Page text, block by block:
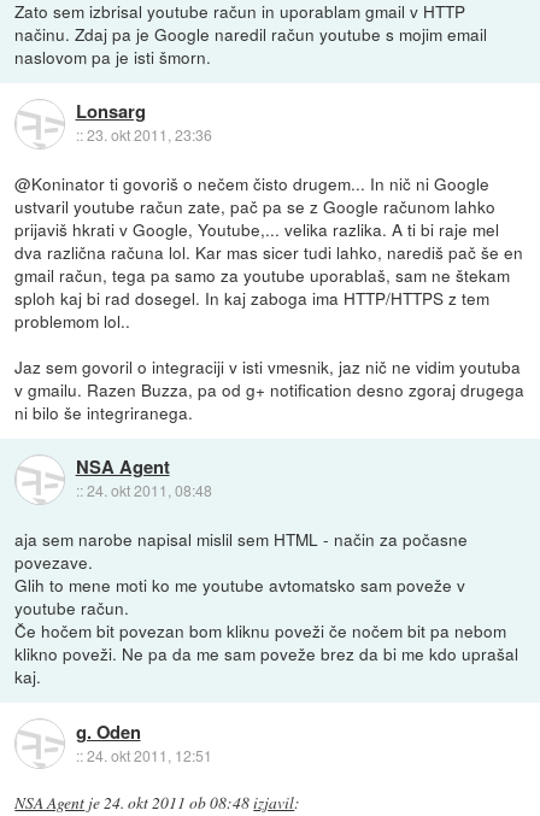
Zato sem izbrisal youtube račun in uporablam gmail v HTTP
načinu. Zdaj pa je Google naredil račun youtube s mojim email
naslovom pa je isti šmorn.
Lonsarg
::23. okt 2011, 23:36
@Koninator ti govoriš o nečem čisto drugem... In nič ni Google
ustvaril youtube račun zate, pač pa se z Google računom lahko
prijaviš hkrati v Google, Youtube,... velika razlika. A ti bi raje mel
dva različna računa lol. Kar mas sicer tudi lahko, narediš pač še en
gmail račun, tega pa samo za youtube uporablaš, sam ne štekam
sploh kaj bi rad dosegel. In kaj zaboga ima HTTP/HTTPS z tem
problemom lol..
Jaz sem govoril o integraciji v isti vmesnik, jaz nič ne vidim youtuba
v gmailu. Razen Buzza, pa od g+ notification desno zgoraj drugega
ni bilo še integriranega.
NSA Agent
::24. okt 2011, 08:48
aja sem narobe napisal mislil sem HTML - način za počasne
povezave.
Glih to mene moti ko me youtube avtomatsko sam poveže v
youtube račun.
Če hočem bit povezan bom kliknu poveži če nočem bit pa nebom
klikno poveži. Ne pa da me sam poveže brez da bi me kdo uprašal
kaj.
g. Oden
::24. okt 2011, 12:51
NSA Agent je24. okt 2011 ob 08:48izjavil: